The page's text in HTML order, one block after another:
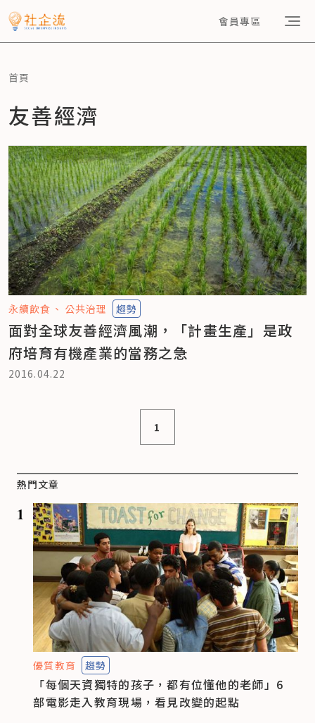
會員專區
首頁
友善經濟
永續飲食 公共治理 趨勢
面對全球友善經濟風潮，「計畫生產」是政
府培育有機產業的當務之急
2016.04.22
1
熱門文章
1
優質教育 趨勢
「每個天資獨特的孩子，都有位懂他的老師」6
部電影走入教育現場，看見改變的起點